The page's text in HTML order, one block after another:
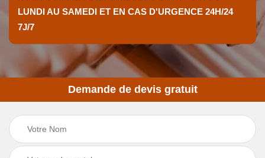
LUNDI AU SAMEDI ET EN CAS D'URGENCE 24H/24
7J/7
Demande de devis gratuit